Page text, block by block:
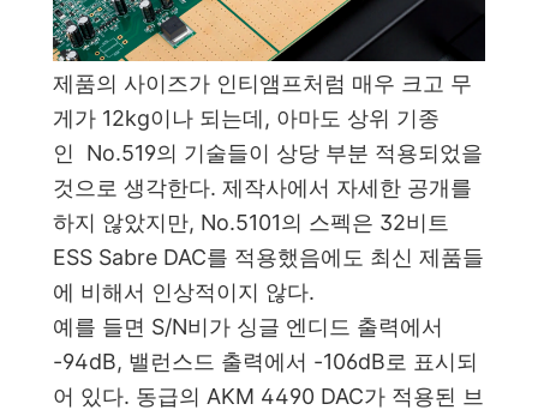
제품의 사이즈가 인티앰프처럼 매우 크고 무
게가 12kg이나 되는데, 아마도 상위 기종
인 No.519의 기술들이 상당 부분 적용되었을
것으로 생각한다. 제작사에서 자세한 공개를
하지 않았지만, No.5101의 스펙은 32비트
ESS Sabre DAC를 적용했음에도 최신 제품들
에 비해서 인상적이지 않다.
예를 들면 S/N비가 싱글 엔디드 출력에서
-94dB, 밸런스드 출력에서 -106dB로 표시되
어 있다. 동급의 AKM 4490 DAC가 적용된 브